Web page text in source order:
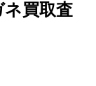
買取査